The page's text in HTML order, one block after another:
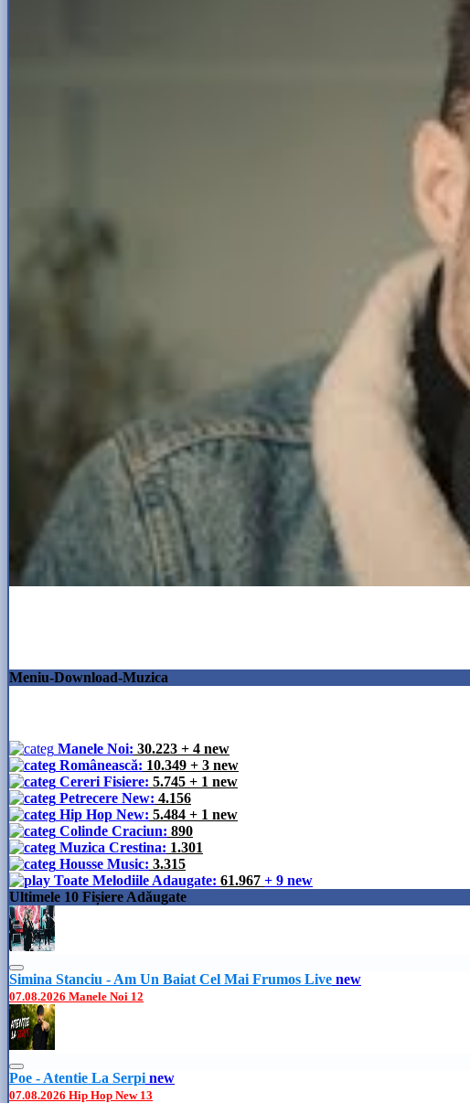
Meniu-Download-Muzica
Manele Noi: 30.223 + 4 new
Românească: 10.349 + 3 new
Cereri Fisiere: 5.745 + 1 new
Petrecere New: 4.156
Hip Hop New: 5.484 + 1 new
Colinde Craciun: 890
Muzica Crestina: 1.301
Housse Music: 3.315
Toate Melodiile Adaugate: 61.967 + 9 new
Ultimele 10 Fișiere Adăugate
Simina Stanciu - Am Un Baiat Cel Mai Frumos Live new
07.08.2026 Manele Noi 12
Poe - Atentie La Serpi new
07.08.2026 Hip Hop New 13